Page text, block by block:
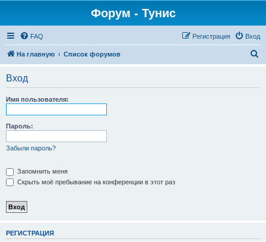
Форум - Тунис
FAQ Вход
Регистрация
На главную Список форумов
Вход
Имя пользователя:
Пароль:
Забыли пароль?
Запомнить меня
Скрыть моё пребывание на конференции в этот раз
РЕГИСТРАЦИЯ